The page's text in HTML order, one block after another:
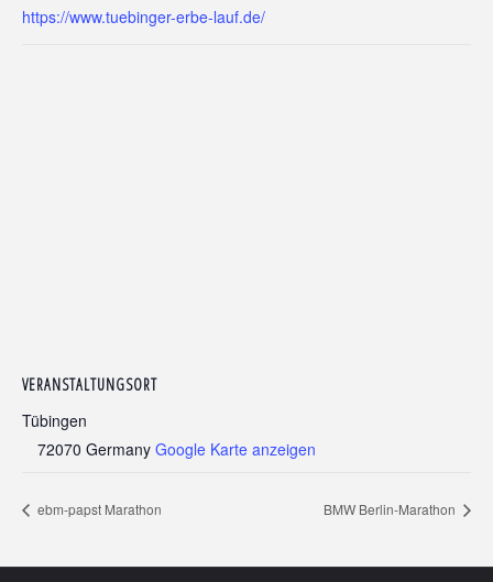
https://www.tuebinger-erbe-lauf.de/
VERANSTALTUNGSORT
Tübingen
72070 Germany Google Karte anzeigen
ebm-papst Marathon BMW Berlin-Marathon